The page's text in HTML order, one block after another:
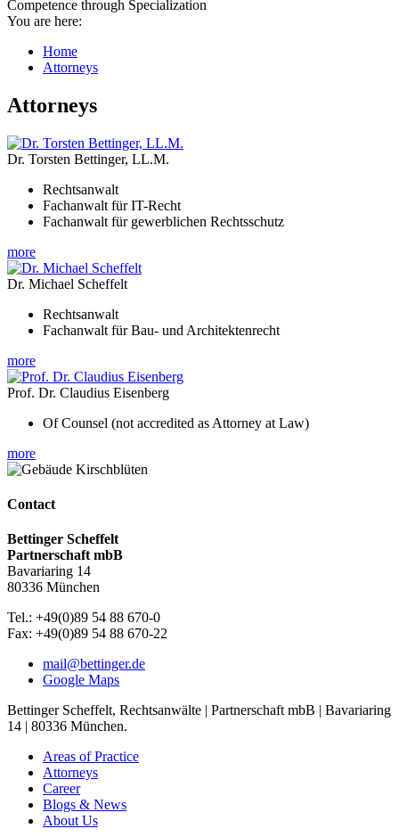
Competence through Specialization
You are here:
Home
Attorneys
Attorneys
Dr. Torsten Bettinger, LL.M.
Rechtsanwalt
Fachanwalt für IT-Recht
Fachanwalt für gewerblichen Rechtsschutz
more
Dr. Michael Scheffelt
Rechtsanwalt
Fachanwalt für Bau- und Architektenrecht
more
Prof. Dr. Claudius Eisenberg
Of Counsel (not accredited as Attorney at Law)
more
Contact
Bettinger Scheffelt
Partnerschaft mbB
Bavariaring 14
80336 München
Tel.: +49(0)89 54 88 670-0
Fax: +49(0)89 54 88 670-22
mail@bettinger.de
Google Maps
Bettinger Scheffelt, Rechtsanwälte | Partnerschaft mbB | Bavariaring
14 | 80336 München.
Areas of Practice
Attorneys
Career
Blogs & News
About Us